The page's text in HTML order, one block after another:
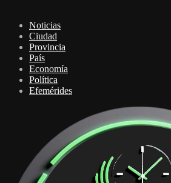
Noticias
Ciudad
Provincia
País
Economía
Política
Efemérides